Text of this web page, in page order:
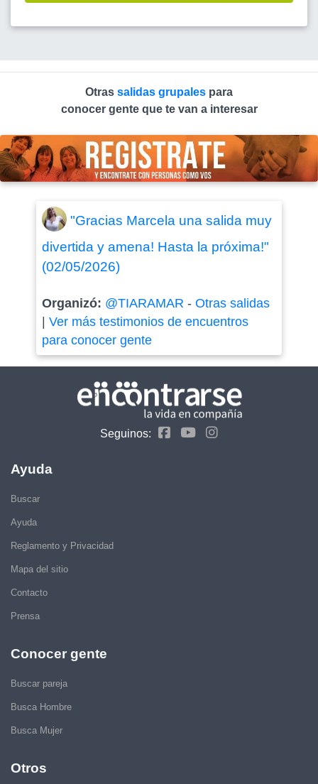
Otras salidas grupales para
conocer gente que te van a interesar
"Gracias Marcela una salida muy
divertida y amena! Hasta la próxima!"
(02/05/2026)
Organizó: @TIARAMAR - Otras salidas
| Ver más testimonios de encuentros
para conocer gente
Seguinos:
Ayuda
Buscar
Ayuda
Reglamento y Privacidad
Mapa del sitio
Contacto
Prensa
Conocer gente
Buscar pareja
Busca Hombre
Busca Mujer
Otros